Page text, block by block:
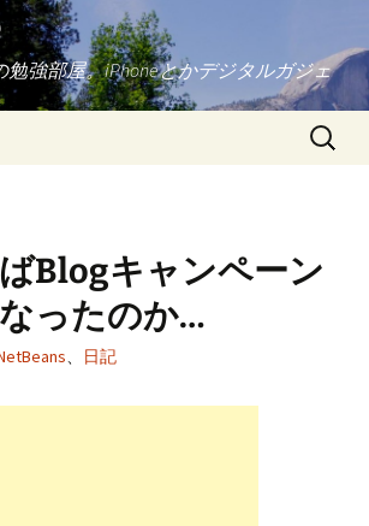
強部屋。iPhoneとかデジタルガジェ
検
索:
Blogキャンペーン
ったのか…
、 日記